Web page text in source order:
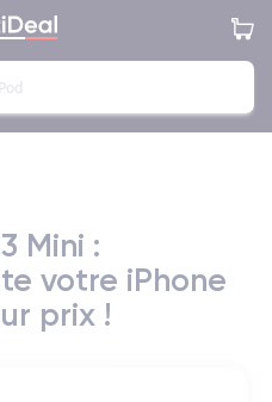
Mini :
votre iPhone
prix !